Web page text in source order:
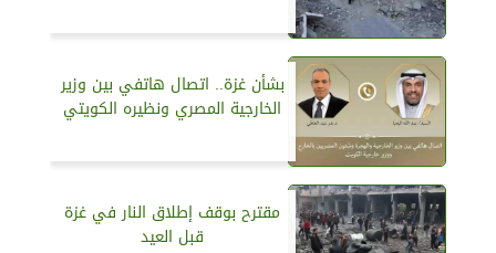
بشأن غزة.. اتصال هاتفي بين وزير
الخارجية المصري ونظيره الكويتي
مقترح بوقف إطلاق النار في غزة
قبل العيد